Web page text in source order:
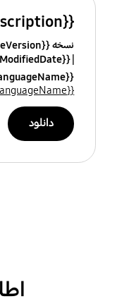
{{file.description}}
نسخه {{file.fileVersion}}
{{file.fileModifiedDate}}
{{file.languageName}}
{{file.languageName}}
دانلود